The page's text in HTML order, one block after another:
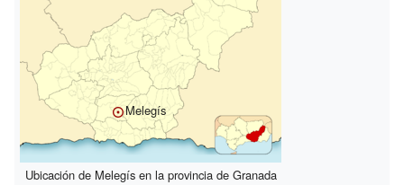
Melegís
Ubicación de Melegís en la provincia de Granada